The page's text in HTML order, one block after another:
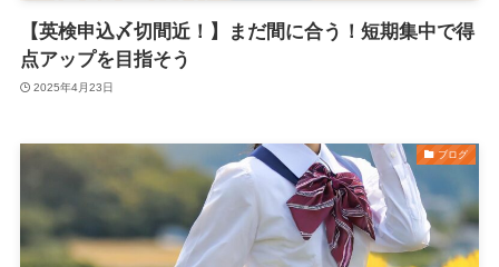
【英検申込〆切間近！】まだ間に合う！短期集中で得
点アップを目指そう
2025年4月23日
ブログ